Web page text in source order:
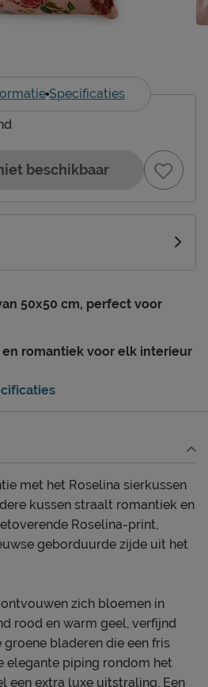
Specificaties
beschikbaar
50x50 cm, perfect voor
romantiek voor elk interieur
met het Roselina sierkussen
kussen straalt romantiek en
Roselina-print,
geborduurde zijde uit het
zich bloemen in
rood en warm geel, verfijnd
bladeren die een fris
elegante piping rondom het
een extra luxe uitstraling. Een